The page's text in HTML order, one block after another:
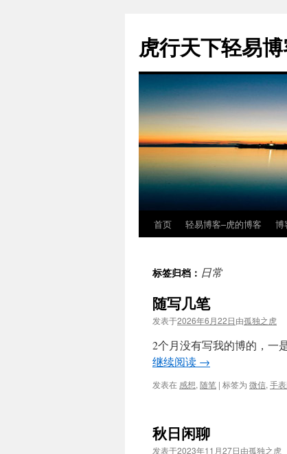
虎行天下轻易
正
首页 轻易博客–虎的博客 博
标签归档： 日常
随写几笔
发表于2026年6月22日由孤独之虎
2个月没有写我的博的，一
继续阅读 →
发表在感想, 随笔 | 标签为 微信, 手
秋日闲聊
发表于2023年11月27日由孤独之虎